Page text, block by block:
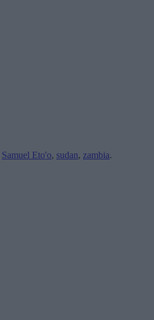
Samuel Eto'o, sudan, zambia.